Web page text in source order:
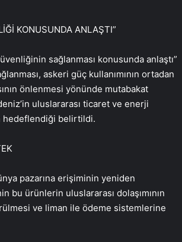
KONUSUNDA ANLAŞTI”
sağlanması konusunda anlaştı”
askeri güç kullanımının ortadan
önlenmesi yönünde mutabakat
uluslararası ticaret ve enerji
hedeflendiği belirtildi.
pazarına erişiminin yeniden
bu ürünlerin uluslararası dolaşımının
ve liman ile ödeme sistemlerine